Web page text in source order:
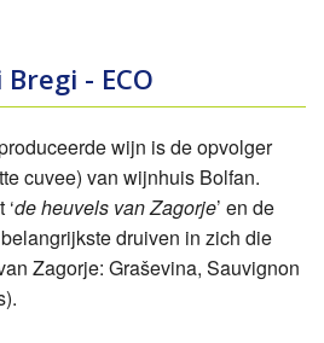
- ECO
wijn is de opvolger
cuvee) van wijnhuis Bolfan.
de heuvels van Zagorje’ en de
druiven in zich die
Zagorje: Graševina, Sauvignon